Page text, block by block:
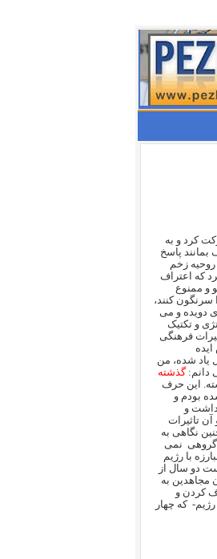
کرد و به
پاسخ
زخم
که اعتراف
و ممنوع
سرنگون کنند،
دویده و می
و تکتیک
فرهنگی
یاد شده، من
دانم:گذشته
این حرف
نوشتم، یاد آور شده بودم و
داشت و
تاثیرات
نگاهی به
نمی
با رژیم
دو سال از
مجاهدین به
کردن و
که چهار